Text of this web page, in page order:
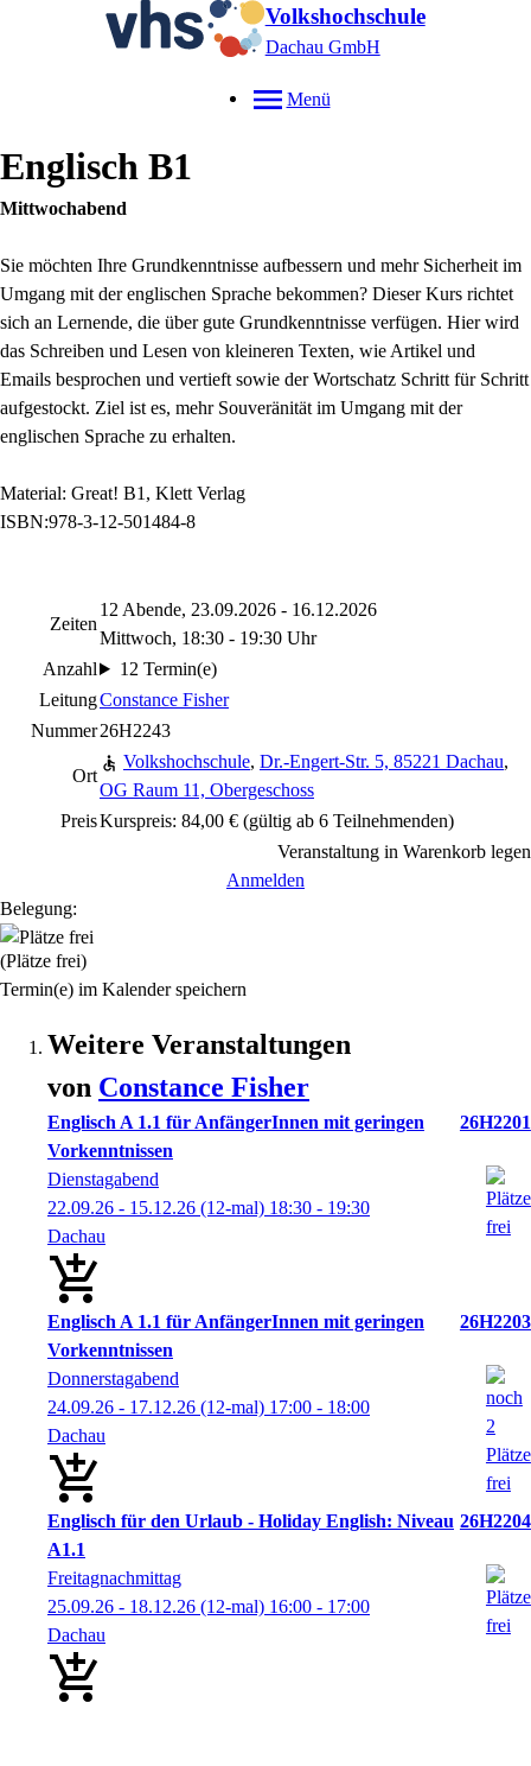
Volkshochschule
Dachau GmbH
Menü
Englisch B1
Mittwochabend
Sie möchten Ihre Grundkenntnisse aufbessern und mehr Sicherheit im
Umgang mit der englischen Sprache bekommen? Dieser Kurs richtet
sich an Lernende, die über gute Grundkenntnisse verfügen. Hier wird
das Schreiben und Lesen von kleineren Texten, wie Artikel und
Emails besprochen und vertieft sowie der Wortschatz Schritt für Schritt
aufgestockt. Ziel ist es, mehr Souveränität im Umgang mit der
englischen Sprache zu erhalten.
Material: Great! B1, Klett Verlag
ISBN:978-3-12-501484-8
Zeiten
12 Abende, 23.09.2026 - 16.12.2026
Mittwoch, 18:30 - 19:30 Uhr
Anzahl
12 Termin(e)
LeitungConstance Fisher
Nummer26H2243
Ort
Volkshochschule, Dr.-Engert-Str. 5, 85221 Dachau,
OG Raum 11, Obergeschoss
PreisKurspreis: 84,00 € (gültig ab 6 Teilnehmenden)
Veranstaltung in Warenkorb legen
Anmelden
Belegung:
(Plätze frei)
Termin(e) im Kalender speichern
Weitere Veranstaltungen
von Constance Fisher
Englisch A 1.1 für AnfängerInnen mit geringen
Vorkenntnissen
26H2201
Dienstagabend
22.09.26 - 15.12.26 (12-mal) 18:30 - 19:30
Dachau
Englisch A 1.1 für AnfängerInnen mit geringen
Vorkenntnissen
26H2203
Donnerstagabend
24.09.26 - 17.12.26 (12-mal) 17:00 - 18:00
Dachau
Englisch für den Urlaub - Holiday English: Niveau
A1.1
26H2204
Freitagnachmittag
25.09.26 - 18.12.26 (12-mal) 16:00 - 17:00
Dachau